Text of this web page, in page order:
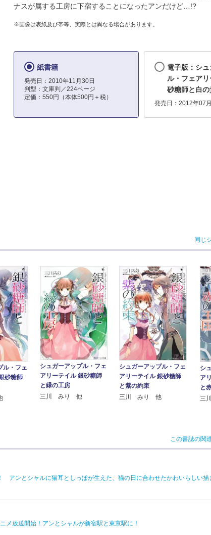
ナスが属する工房に下宿することになったアンだけど…!?
※画像は表紙及び帯等、実際とは異なる場合があります。
紙書籍
発売日：2010年11月30日
判型：文庫判／224ページ
定価：550円（本体500円＋税）
電子版：シ
ル・フェア
砂糖師と白の
発売日：2012年07
同じ
ル・フェ
砂糖師
シュガーアップル・フェ
アリーテイル 銀砂糖師
と緑の工房
三川 みり 他
シュガーアップル・フェ
アリーテイル 銀砂糖師
と紫の約束
三川 みり 他
シ
ア
と
三
この書誌の関
アンとシャルに猫耳としっぽが生えた、猫の日に合わせたかわいらしい描
メ放送開始！アンとシャルが新宿駅と東京駅に！